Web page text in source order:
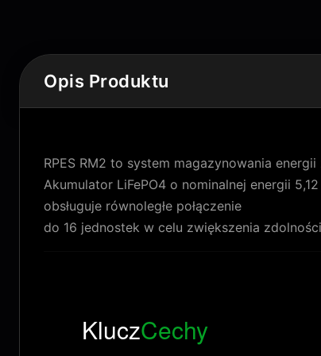
Opis Produktu
RPES RM2 to system magazynowania
Akumulator LiFePO4 o nominalnej energii 5,12
obsługuje równoległe połączenie
do 16 jednostek w celu zwiększenia
KluczCechy